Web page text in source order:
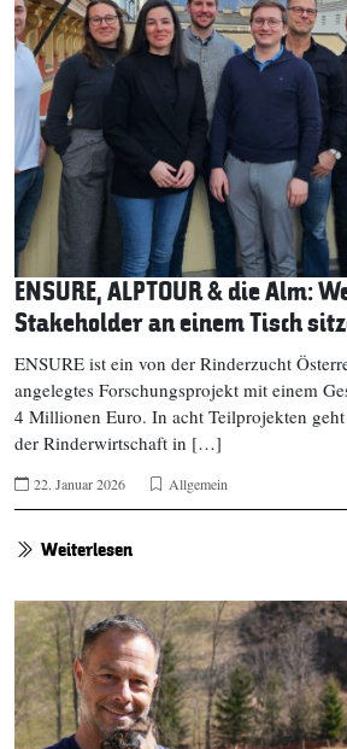
ENSURE, ALPTOUR & die Alm:
Stakeholder an einem Tisch
ENSURE ist ein von der Rinderzucht
angelegtes Forschungsprojekt mit einem
4 Millionen Euro. In acht Teilprojekten
der Rinderwirtschaft in […]
22. Januar 2026 Allgemein
Weiterlesen